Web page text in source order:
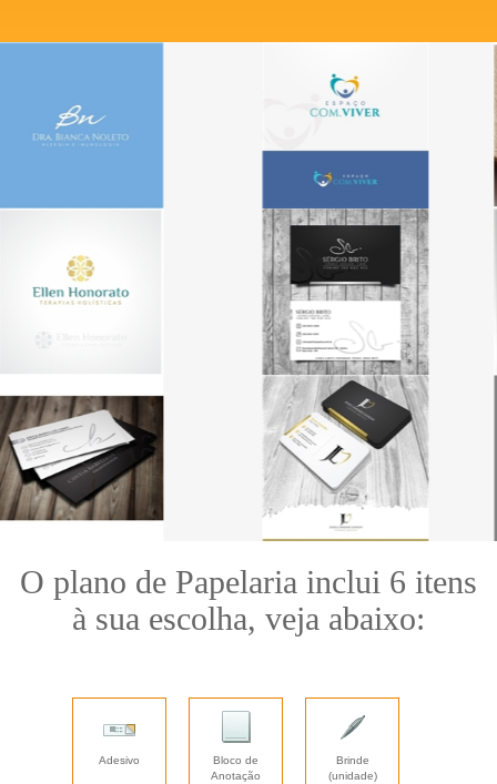
O plano de Papelaria inclui 6 itens
à sua escolha, veja abaixo:
Adesivo
Bloco de
Anotação
Brinde
(unidade)